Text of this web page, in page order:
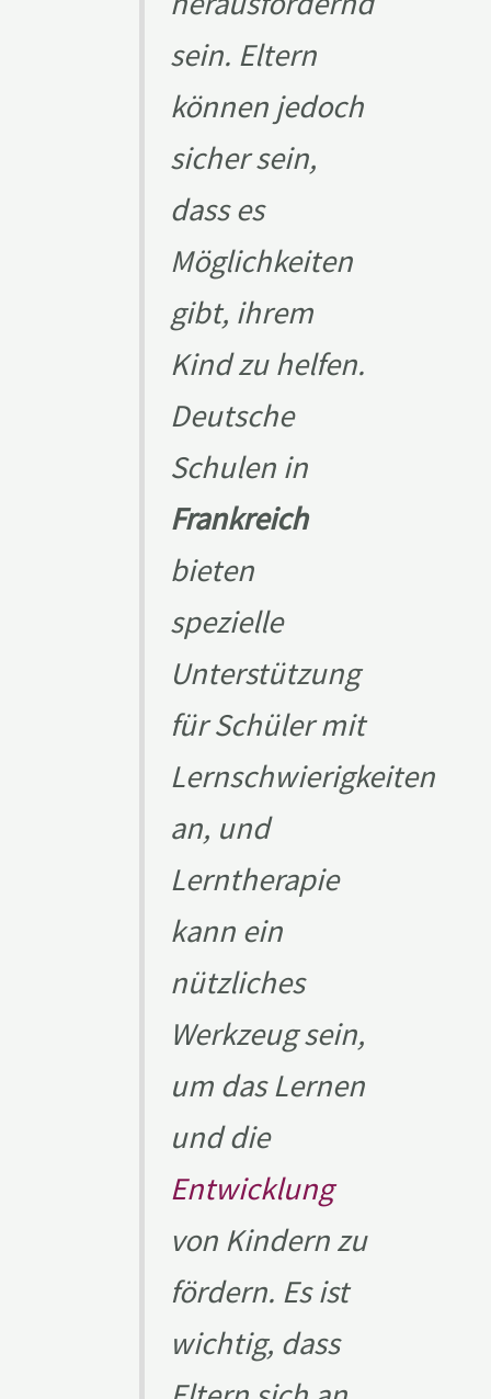
sein. Eltern
können jedoch
sicher sein,
dass es
Möglichkeiten
gibt, ihrem
Kind zu helfen.
Deutsche
Schulen in
Frankreich
bieten
spezielle
Unterstützung
für Schüler mit
Lernschwierigkeiten
an, und
Lerntherapie
kann ein
nützliches
Werkzeug sein,
um das Lernen
und die
Entwicklung
von Kindern zu
fördern. Es ist
wichtig, dass